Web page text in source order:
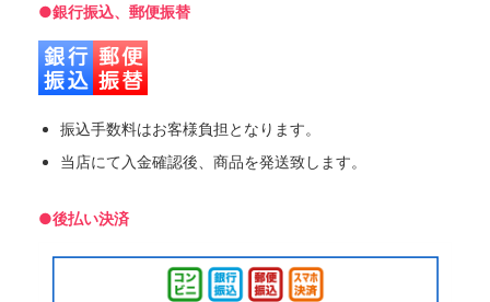
●銀行振込、郵便振替
振込手数料はお客様負担となります。
当店にて入金確認後、商品を発送致します。
●後払い決済